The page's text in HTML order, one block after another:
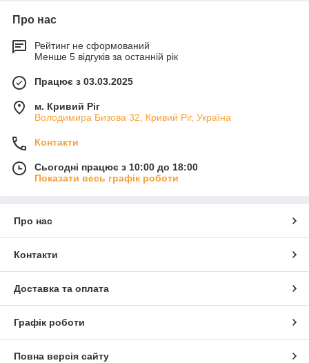
Про нас
Рейтинг не сформований
Менше 5 відгуків за останній рік
Працює з 03.03.2025
м. Кривий Ріг
Володимира Бизова 32, Кривий Ріг, Україна
Контакти
Сьогодні працює з 10:00 до 18:00
Показати весь графік роботи
Про нас
Контакти
Доставка та оплата
Графік роботи
Повна версія сайту